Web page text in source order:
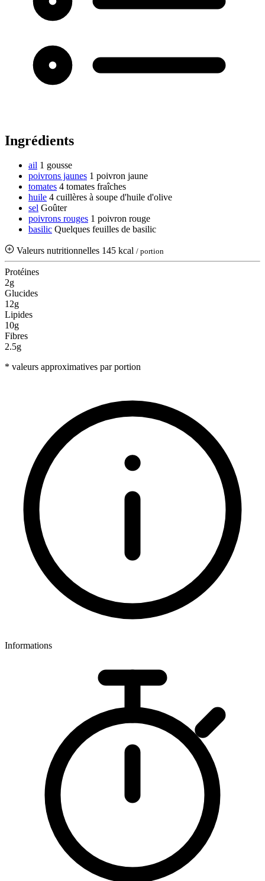
Ingrédients
ail 1 gousse
poivrons jaunes 1 poivron jaune
tomates 4 tomates fraîches
huile 4 cuillères à soupe d'huile d'olive
sel Goûter
poivrons rouges 1 poivron rouge
basilic Quelques feuilles de basilic
Valeurs nutritionnelles 145 kcal / portion
Protéines
2g
Glucides
12g
Lipides
10g
Fibres
2.5g
* valeurs approximatives par portion
Informations